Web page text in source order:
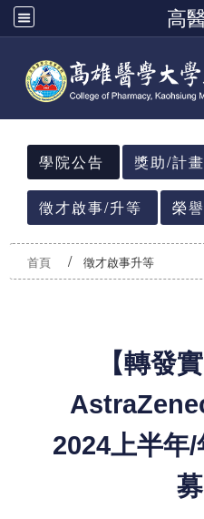
高
:::
學院公告
獎助/計
徵才啟事/升等 榮
首頁 徵才啟事升等
【轉發
2024上半年